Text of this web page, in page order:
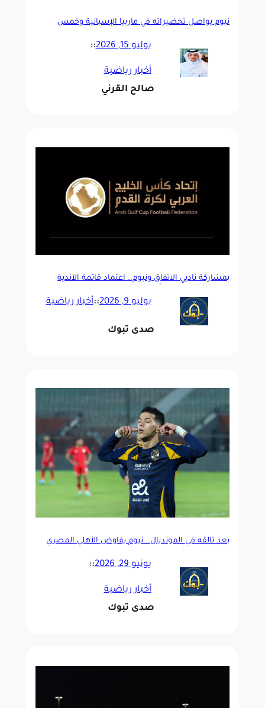
نيوم يواصل تحضيراته في ماربيا الإسبانية وخمس
يوليو 15, 2026 ::
أخبار رياضية
صالح القرني
بمشاركة ناديي الاتفاق ونيوم.. اعتماد قائمة الأندية
يوليو 9, 2026 ::أخبار رياضية
صدى تبوك
بعد تألقه في المونديال.. نيوم يفاوض الأهلي المصري
يونيو 29, 2026 ::
أخبار رياضية
صدى تبوك